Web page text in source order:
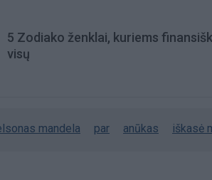
5 Zodiako ženklai, kuriems
visų
mandela par anūkas iškasė